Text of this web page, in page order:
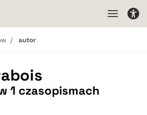
autor
1 czasopismach